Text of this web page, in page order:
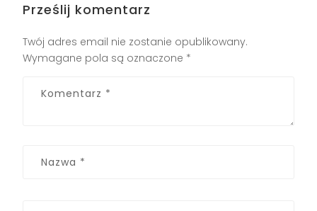
Prześlij komentarz
Twój adres email nie zostanie opublikowany.
Wymagane pola są oznaczone *